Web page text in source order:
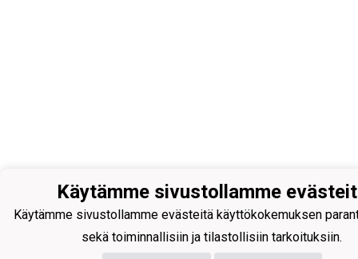
Käytämme sivustollamme
Käytämme sivustollamme evästeitä käyttökokemuksen
sekä toiminnallisiin ja tilastollisiin tarkoituksiin.